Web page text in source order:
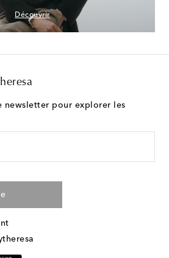
Découvrir
newsletter pour explorer les